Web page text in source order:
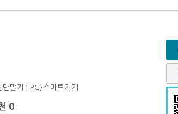
단말기 : PC/스마트기기
0